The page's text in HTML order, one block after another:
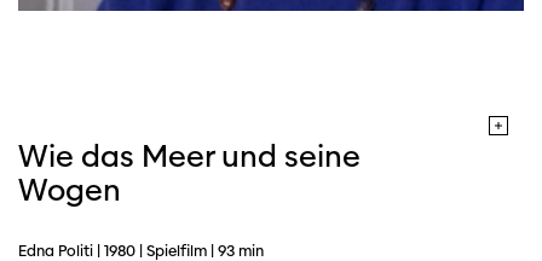
Wie das Meer und seine
Wogen
Edna Politi | 1980 | Spielfilm | 93 min